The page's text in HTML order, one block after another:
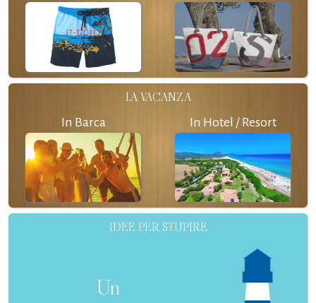
LA VACANZA
In Barca In Hotel / Resort
IDEE PER STUPIRE
Un